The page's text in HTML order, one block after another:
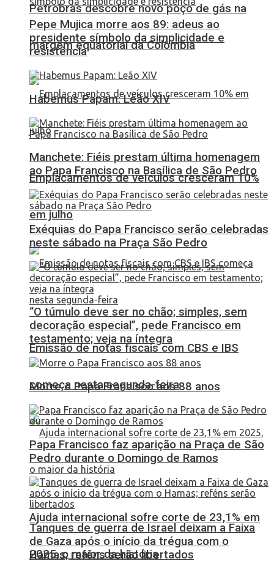
Petrobras descobre novo poço de gás na
margem equatorial da Colômbia
Emplacamentos de veículos cresceram 10%
em julho
Emissão de notas fiscais com CBS e IBS
começa nesta segunda-feira
Ajuda internacional sofre corte de 23,1% em
2025, o maior da história
Pepe Mujica morre aos 89: adeus ao
presidente símbolo da simplicidade e
resistência
Habemus Papam: Leão XIV
Manchete: Fiéis prestam última homenagem
ao Papa Francisco na Basílica de São Pedro
Exéquias do Papa Francisco serão celebradas
neste sábado na Praça São Pedro
“O túmulo deve ser no chão; simples, sem
decoração especial”, pede Francisco em
testamento; veja na íntegra
Morre o Papa Francisco aos 88 anos
Papa Francisco faz aparição na Praça de São
Pedro durante o Domingo de Ramos
Tanques de guerra de Israel deixam a Faixa
de Gaza após o início da trégua com o
Hamas; reféns serão libertados